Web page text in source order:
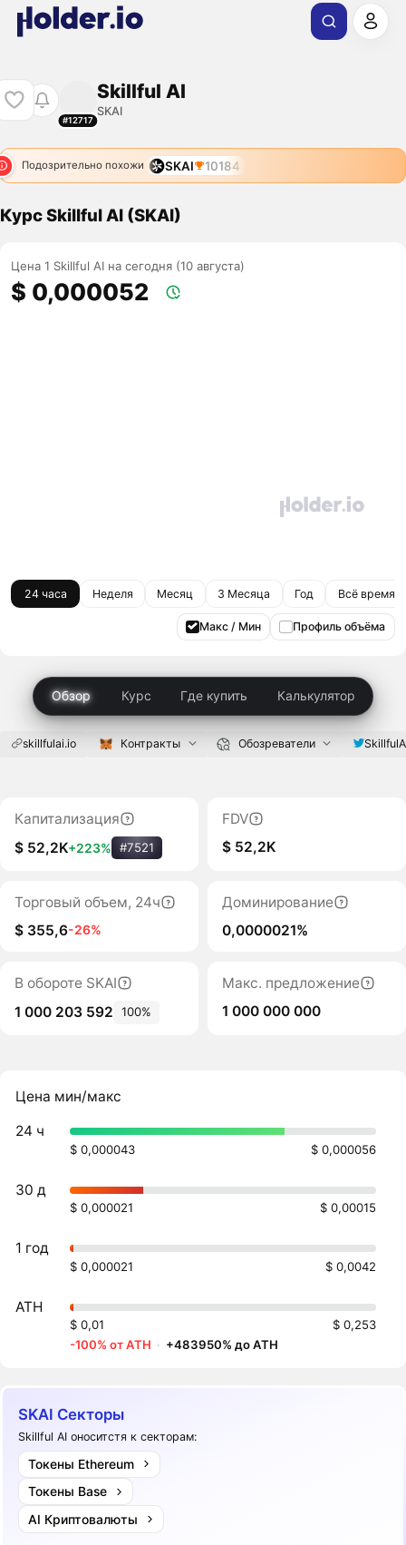
#12717
Skillful AI
SKAI
Подозрительно похожи SKAI 10184
Курс Skillful AI (SKAI)
Цена 1 Skillful AI на сегодня (10 августа)
$ 0,000052
24 часа Неделя Месяц 3 Месяца Год Всё время
Макс / Мин Профиль объёма
Обзор Курс Где купить Калькулятор
skillfulai.io Контракты Обозреватели
Капитализация
$ 52,2K+223% #7521
FDV
$ 52,2K
Торговый объем, 24ч
$ 355,6-26%
Доминирование
0,0000021%
В обороте SKAI
1 000 203 592
100%
Макс. предложение
1 000 000 000
Цена мин/макс
24 ч
$ 0,000043 $ 0,000056
30 д
$ 0,000021 $ 0,00015
1 год
$ 0,000021 $ 0,0042
ATH
$ 0,01
$ 0,253
-100% от ATH · +483950% до ATH
SKAI Секторы
Skillful AI оноситстя к секторам:
Токены Ethereum
Токены Base
AI Криптовалюты